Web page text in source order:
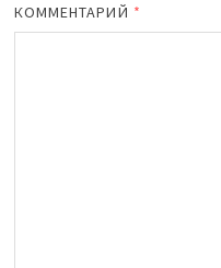
КОММЕНТАРИЙ *